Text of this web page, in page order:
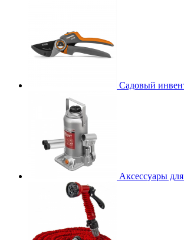
Садовый
Аксессуары